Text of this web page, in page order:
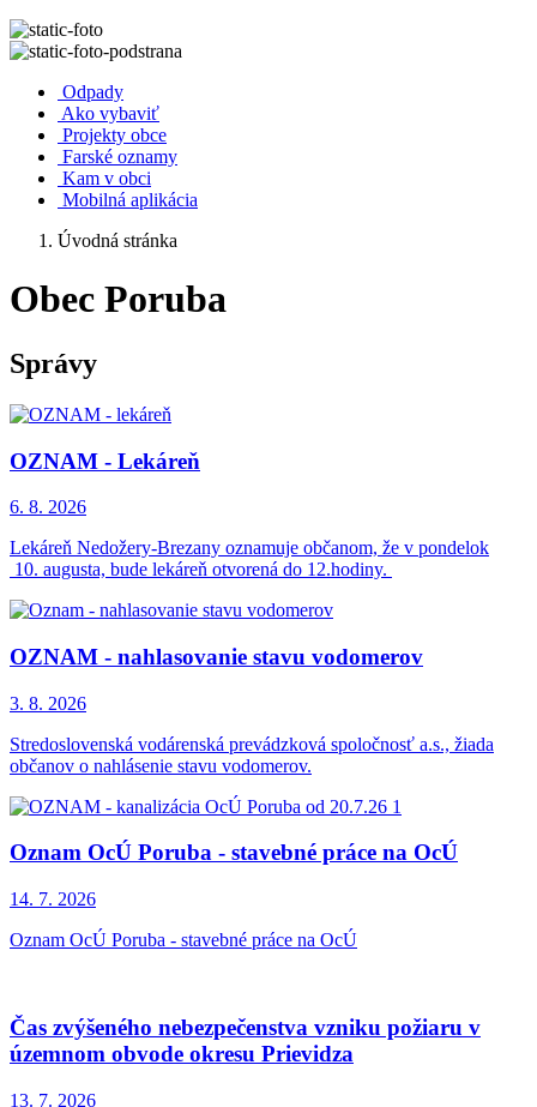
Odpady
Ako vybaviť
Projekty obce
Farské oznamy
Kam v obci
Mobilná aplikácia
Úvodná stránka
Obec Poruba
Správy
OZNAM - Lekáreň
6. 8. 2026
Lekáreň Nedožery-Brezany oznamuje občanom, že v pondelok
10. augusta, bude lekáreň otvorená do 12.hodiny.
OZNAM - nahlasovanie stavu vodomerov
3. 8. 2026
Stredoslovenská vodárenská prevádzková spoločnosť a.s., žiada
občanov o nahlásenie stavu vodomerov.
Oznam OcÚ Poruba - stavebné práce na OcÚ
14. 7. 2026
Oznam OcÚ Poruba - stavebné práce na OcÚ
Čas zvýšeného nebezpečenstva vzniku požiaru v
územnom obvode okresu Prievidza
13. 7. 2026